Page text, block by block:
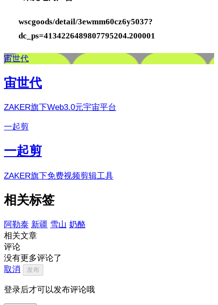
wscgoods/detail/3ewmm60cz6y5037?
dc_ps=4134226489807795204.200001
宙世代
宙世代
ZAKER旗下Web3.0元宇宙平台
一起剪
一起剪
ZAKER旗下免费视频剪辑工具
相关标签
阿勒泰 新疆 雪山 奶酪
相关文章
评论
没有更多评论了
取消
发布
登录后才可以发布评论哦